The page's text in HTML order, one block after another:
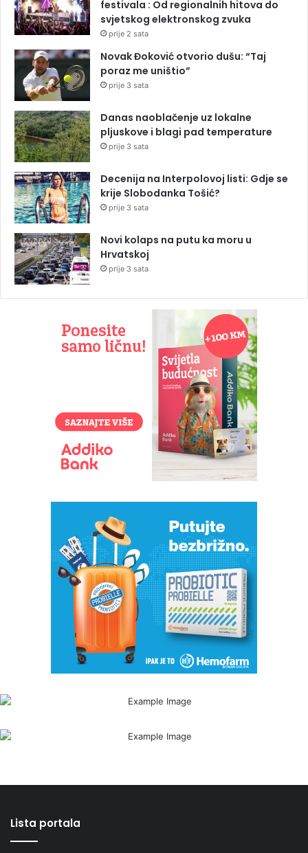
festivala : Od regionalnih hitova do
svjetskog elektronskog zvuka
prije 2 sata
Novak Đoković otvorio dušu: “Taj
poraz me uništio”
prije 3 sata
Danas naoblačenje uz lokalne
pljuskove i blagi pad temperature
prije 3 sata
Decenija na Interpolovoj listi: Gdje se
krije Slobodanka Tošić?
prije 3 sata
Novi kolaps na putu ka moru u
Hrvatskoj
prije 3 sata
Lista portala